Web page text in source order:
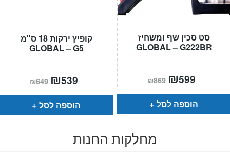
קופיץ ירקות 18 ס"מ
GLOBAL – G5
₪649 המחיר
המקורי
היה:
₪649.
₪539
הוא:
הוספה לסל
סט סכין שף ומשחיז
GLOBAL – G222BR
₪869 המחיר
המקורי
היה:
₪869.
₪599
הוא:
הוספה לסל
מחלקות החנות